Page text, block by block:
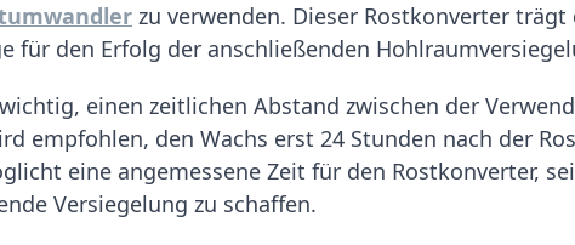
zu verwenden. Dieser Rostkonverter
für den Erfolg der anschließenden
einen zeitlichen Abstand zwischen der
empfohlen, den Wachs erst 24 Stunden nach der
eine angemessene Zeit für den Rostkonverter,
Versiegelung zu schaffen.